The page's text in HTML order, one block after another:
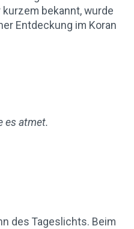
bekannt, wurde
Entdeckung im Koran
es atmet.